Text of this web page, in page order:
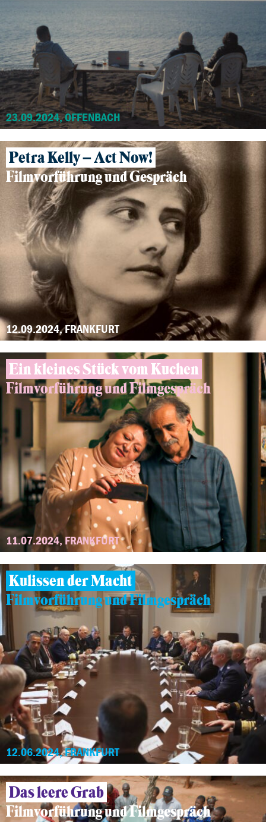
23.09.2024, OFFENBACH
Petra Kelly – Act Now!
Filmvorführung und Gespräch
12.09.2024, FRANKFURT
Ein kleines Stück vom Kuchen
Filmvorführung und Filmgespräch
11.07.2024, FRANKFURT
Kulissen der Macht
Filmvorführung und Filmgespräch
12.06.2024, FRANKFURT
Das leere Grab
Filmvorführung und Filmgespräch